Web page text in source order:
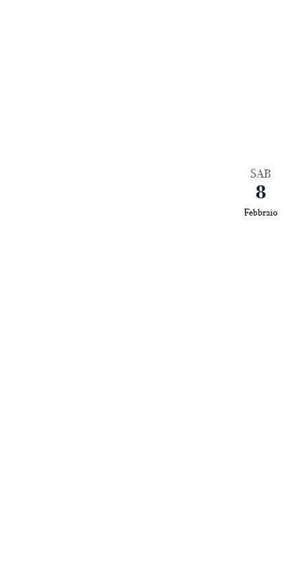
SAB
8
Febbraio